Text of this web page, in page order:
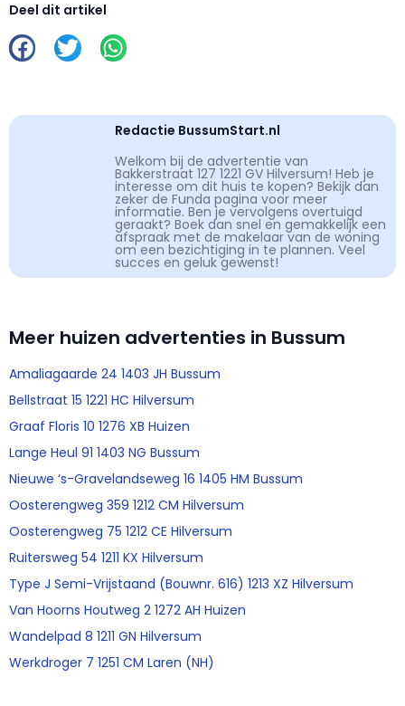
Deel dit artikel
Redactie BussumStart.nl
Welkom bij de advertentie van
Bakkerstraat 127 1221 GV Hilversum! Heb je
interesse om dit huis te kopen? Bekijk dan
zeker de Funda pagina voor meer
informatie. Ben je vervolgens overtuigd
geraakt? Boek dan snel en gemakkelijk een
afspraak met de makelaar van de woning
om een bezichtiging in te plannen. Veel
succes en geluk gewenst!
Meer huizen advertenties in Bussum
Amaliagaarde 24 1403 JH Bussum
Bellstraat 15 1221 HC Hilversum
Graaf Floris 10 1276 XB Huizen
Lange Heul 91 1403 NG Bussum
Nieuwe ‘s-Gravelandseweg 16 1405 HM Bussum
Oosterengweg 359 1212 CM Hilversum
Oosterengweg 75 1212 CE Hilversum
Ruitersweg 54 1211 KX Hilversum
Type J Semi-Vrijstaand (Bouwnr. 616) 1213 XZ Hilversum
Van Hoorns Houtweg 2 1272 AH Huizen
Wandelpad 8 1211 GN Hilversum
Werkdroger 7 1251 CM Laren (NH)